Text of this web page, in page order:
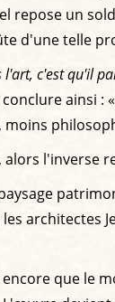
un
d'une telle
l'art, c'est qu'il
ainsi :
moins
l'inverse
architectes
que le